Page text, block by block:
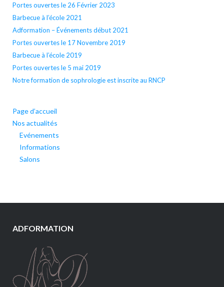
Portes ouvertes le 26 Février 2023
Barbecue à l’école 2021
Adformation – Événements début 2021
Portes ouvertes le 17 Novembre 2019
Barbecue à l’école 2019
Portes ouvertes le 5 mai 2019
Notre formation de sophrologie est inscrite au RNCP
Page d’accueil
Nos actualités
Evénements
Informations
Salons
ADFORMATION